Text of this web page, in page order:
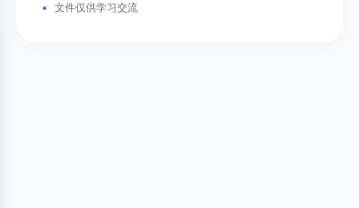
文件仅供学习交流